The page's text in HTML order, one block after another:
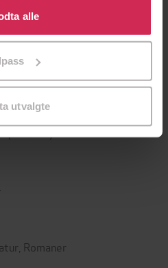
formålene. Du kan også
formål ved å klikke
alle
utvalgte
EBOK
Olsen
Romaner